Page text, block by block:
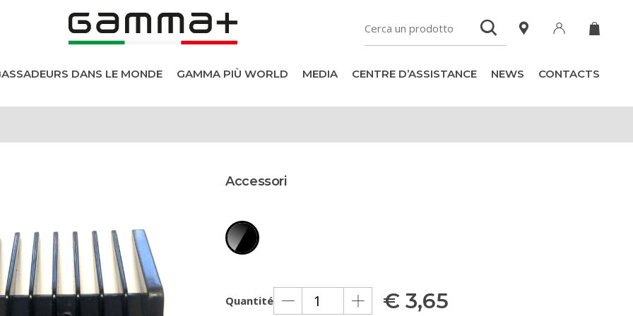
DANS LE MONDE GAMMA PIÙ WORLD MEDIA CENTRE D’ASSISTANCE NEWS CONTACTS
Accessori
Quantité € 3,65